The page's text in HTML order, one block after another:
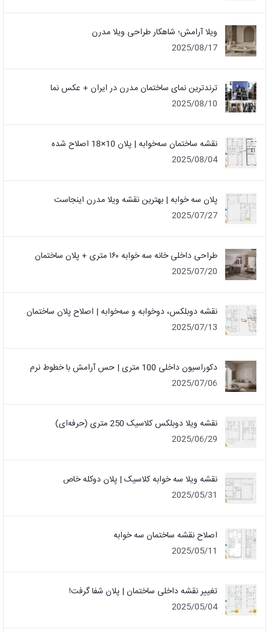
ویلا آرامش؛ شاهکار طراحی ویلا مدرن
2025/08/17
ترندترین نمای ساختمان مدرن در ایران + عکس نما
2025/08/10
نقشه ساختمان سه‌خوابه | پلان 10×18 اصلاح شده
2025/08/04
پلان سه خوابه | بهترین نقشه ویلا مدرن اینجاست
2025/07/27
طراحی داخلی خانه سه خوابه ۱۶۰ متری + پلان ساختمان
2025/07/20
نقشه دوبلکس، دوخوابه و سه‌خوابه | اصلاح پلان ساختمان
2025/07/13
دکوراسیون داخلی 100 متری | حس آرامش با خطوط نرم
2025/07/06
نقشه ویلا دوبلکس کلاسیک 250 متری (حرفه‌ای)
2025/06/29
نقشه ویلا سه خوابه کلاسیک | پلان دوکله خاص
2025/05/31
اصلاح نقشه ساختمان سه خوابه
2025/05/11
تغییر نقشه داخلی ساختمان | پلان شفا گرفت!
2025/05/04